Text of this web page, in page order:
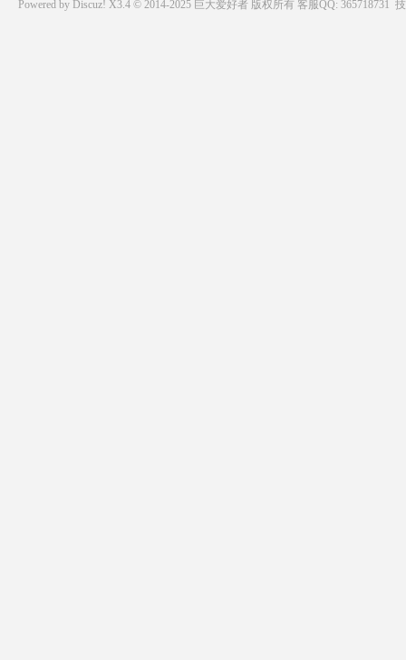
Powered by Discuz! X3.4 © 2014-2025 巨大爱好者版权所有 客服QQ: 365718731